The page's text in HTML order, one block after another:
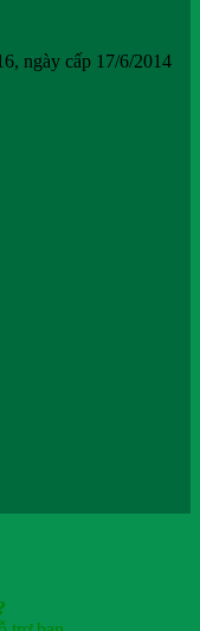
ngày cấp 17/6/2014